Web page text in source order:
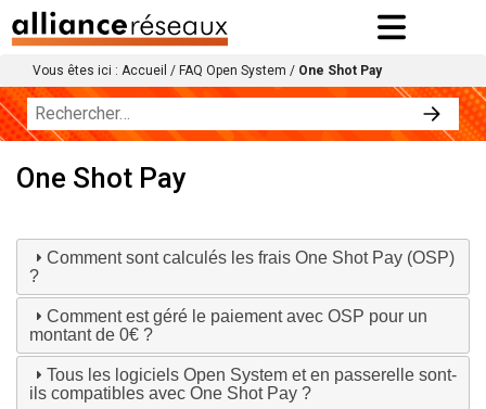
Vous êtes ici : Accueil / FAQ Open System / One Shot Pay
One Shot Pay
Comment sont calculés les frais One Shot Pay (OSP)
?
Comment est géré le paiement avec OSP pour un
montant de 0€ ?
Tous les logiciels Open System et en passerelle sont-
ils compatibles avec One Shot Pay ?